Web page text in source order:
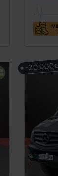
-20.000€